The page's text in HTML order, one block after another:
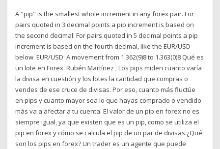
A "pip" is the smallest whole increment in any forex pair. For
pairs quoted in 3 decimal points a pip increment is based on
the second decimal. For pairs quoted in 5 decimal points a pip
increment is based on the fourth decimal, like the EUR/USD
below. EUR/USD: A movement from 1.362(9)8 to 1.363(0)8 Qué es
un lote en Forex. Rubén Martínez ; Los pips miden cuanto varía
la divisa en cuestión y los lotes la cantidad que compras o
vendes de ese cruce de divisas. Por eso, cuanto más fluctúe
en pips y cuanto mayor sea lo que hayas comprado o vendido
más va a afectar a tu cuenta. El valor de un pip en forex no es
siempre igual, ya que existen que es un pip, como se utiliza el
pip en forex y cómo se calcula el pip de un par de divisas.¿Qué
son los pips en forex? Un trader es un agente que puede